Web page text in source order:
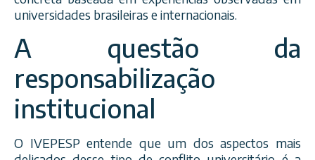
universidades brasileiras e internacionais.
A questão da
responsabilização
institucional
O IVEPESP entende que um dos aspectos mais